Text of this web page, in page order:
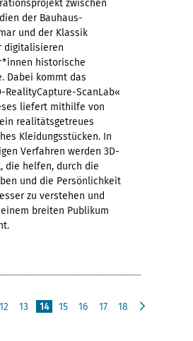
zwischen
der Bauhaus-
und der Klassik
digitalisieren
historische
Dabei kommt das
RealityCapture-ScanLab«
liefert mithilfe von
realitätsgetreues
Kleidungsstücken. In
Verfahren werden 3D-
die helfen, durch die
und die Persönlichkeit
zu verstehen und
breiten Publikum
12 13 14 15 16 17
18